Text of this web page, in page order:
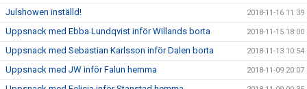
Julshowen inställd! 2018-11-16 11:39
Uppsnack med Ebba Lundqvist inför Willands borta 2018-11-15 18:00
Uppsnack med Sebastian Karlsson inför Dalen borta 2018-11-13 10:54
Uppsnack med JW inför Falun hemma 2018-11-09 20:07